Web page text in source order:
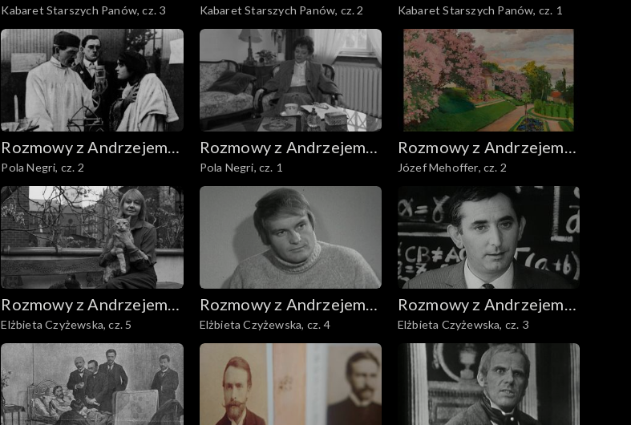
Doboszem
Kabaret Starszych Panów, cz. 3
Doboszem
Kabaret Starszych Panów, cz. 2
Doboszem
Kabaret Starszych Panów, cz. 1
Rozmowy z Andrzejem
Doboszem
Pola Negri, cz. 2
Rozmowy z Andrzejem
Doboszem
Pola Negri, cz. 1
Rozmowy z Andrzejem
Doboszem
Józef Mehoffer, cz. 2
Rozmowy z Andrzejem
Doboszem
Elżbieta Czyżewska, cz. 5
Rozmowy z Andrzejem
Doboszem
Elżbieta Czyżewska, cz. 4
Rozmowy z Andrzejem
Doboszem
Elżbieta Czyżewska, cz. 3